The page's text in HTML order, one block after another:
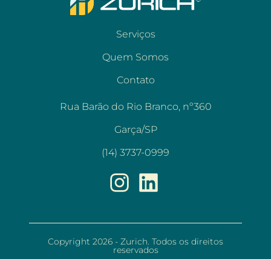
Serviços
Quem Somos
Contato
Rua Barão do Rio Branco, nº360
Garça/SP
(14) 3737-0999
Copyright 2026 - Zurich. Todos os direitos
reservados